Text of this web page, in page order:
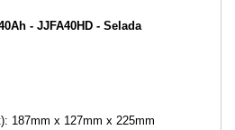
- JJFA40HD - Selada
187mm x 127mm x 225mm